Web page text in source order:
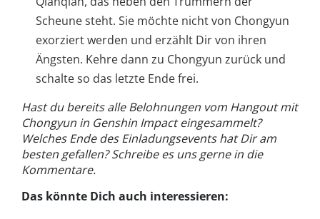
Scheune steht. Sie möchte nicht von Chongyun
exorziert werden und erzählt Dir von ihren
Ängsten. Kehre dann zu Chongyun zurück und
schalte so das letzte Ende frei.
Hast du bereits alle Belohnungen vom Hangout mit
Chongyun in Genshin Impact eingesammelt?
Welches Ende des Einladungsevents hat Dir am
besten gefallen? Schreibe es uns gerne in die
Kommentare.
Das könnte Dich auch interessieren: